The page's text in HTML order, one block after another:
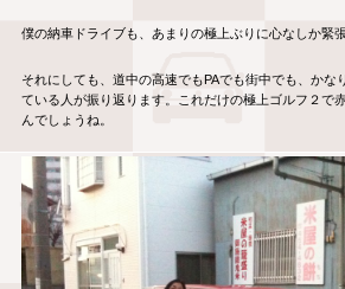
僕の納車ドライブも、あまりの極上ぶりに心なしか緊
それにしても、道中の高速でもPAでも街中でも、かな
ている人が振り返ります。これだけの極上ゴルフ２で
んでしょうね。